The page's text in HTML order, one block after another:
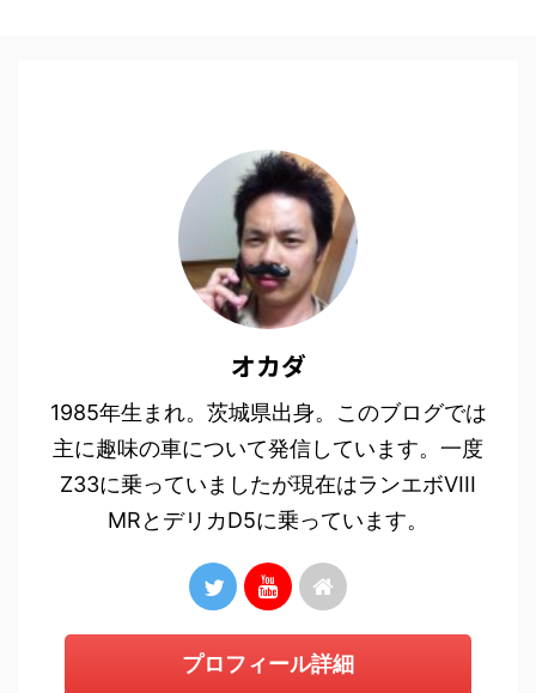
オカダ
1985年生まれ。茨城県出身。このブログでは
主に趣味の車について発信しています。一度
Z33に乗っていましたが現在はランエボVIII
MRとデリカD5に乗っています。
プロフィール詳細